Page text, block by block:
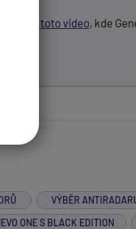
na toto video, kde
VÝBĚR
ONE S BLACK EDITION